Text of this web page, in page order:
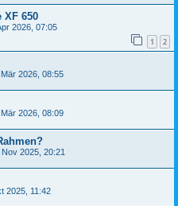
XF 650
2026, 07:05
1 2
2026, 08:55
2026, 08:09
Nov 2025, 20:21
2025, 11:42